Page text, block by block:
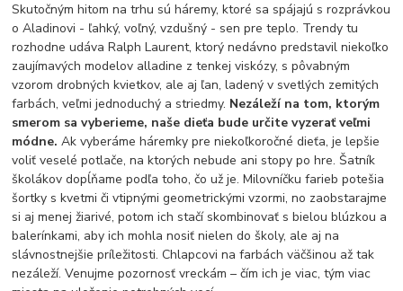
Skutočným hitom na trhu sú háremy, ktoré sa spájajú s rozprávkou
o Aladinovi - ľahký, voľný, vzdušný - sen pre teplo. Trendy tu
rozhodne udáva Ralph Laurent, ktorý nedávno predstavil niekoľko
zaujímavých modelov alladine z tenkej viskózy, s pôvabným
vzorom drobných kvietkov, ale aj ľan, ladený v svetlých zemitých
farbách, veľmi jednoduchý a striedmy. Nezáleží na tom, ktorým
smerom sa vyberieme, naše dieťa bude určite vyzerať veľmi
módne. Ak vyberáme háremky pre niekoľkoročné dieťa, je lepšie
voliť veselé potlače, na ktorých nebude ani stopy po hre. Šatník
školákov dopĺňame podľa toho, čo už je. Milovníčku farieb potešia
šortky s kvetmi či vtipnými geometrickými vzormi, no zaobstarajme
si aj menej žiarivé, potom ich stačí skombinovať s bielou blúzkou a
balerínkami, aby ich mohla nosiť nielen do školy, ale aj na
slávnostnejšie príležitosti. Chlapcovi na farbách väčšinou až tak
nezáleží. Venujme pozornosť vreckám – čím ich je viac, tým viac